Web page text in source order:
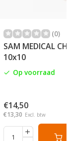
(0)
SAM MEDICAL
10x10
Op voorraad
€14,50
€13,30 Excl. btw